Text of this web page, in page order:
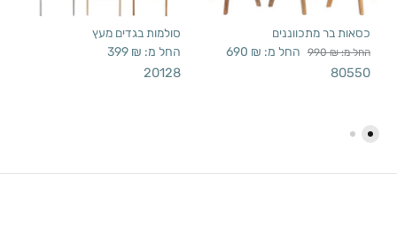
כסאות בר מתכווננים
החל מ: 990₪ החל מ: 690 ₪
80550
סולמות בגדים מעץ
החל מ: 399 ₪
20128